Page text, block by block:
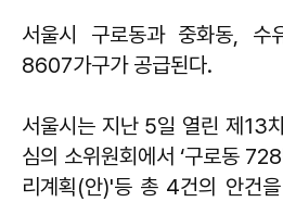
서울시 구로동과 중화동, 수
8607가구가 공급된다.
서울시는 지난 5일 열린 제13
심의 소위원회에서 ‘구로동
리계획(안)'등 총 4건의 안건